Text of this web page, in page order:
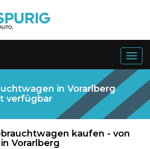
in Vorarlberg
verfügbar
kaufen - von
Vorarlberg